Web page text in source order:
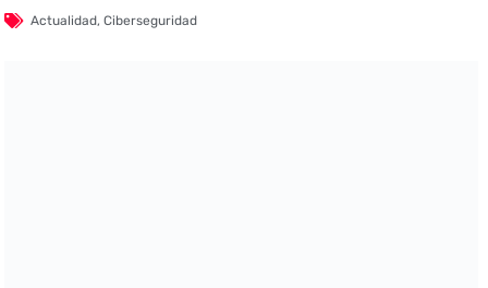
Actualidad,Ciberseguridad